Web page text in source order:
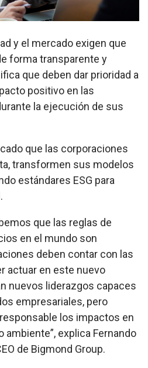
y el mercado exigen que
forma transparente y
que deben dar prioridad a
positivo en las
la ejecución de sus
que las corporaciones
transformen sus modelos
estándares ESG para
que las reglas de
en el mundo son
deben contar con las
actuar en este nuevo
nuevos liderazgos capaces
empresariales, pero
los impactos en
ambiente”, explica Fernando
de Bigmond Group.